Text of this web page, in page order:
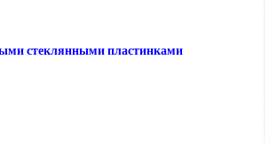
стеклянными пластинками